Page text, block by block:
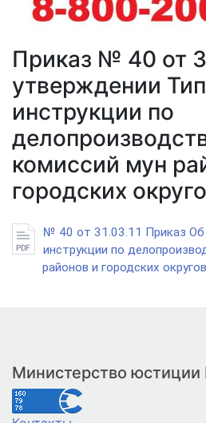
Приказ № 40 от
утверждении
инструкции по
комиссий мун
городских
№ 40 от 31.03.11 Приказ Об
инструкции по
районов и городских
Министерство юстиции